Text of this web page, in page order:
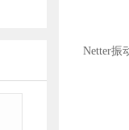
Netter振